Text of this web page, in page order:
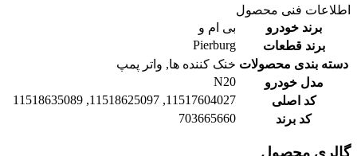
اطلاعات فنی محصول
برند خودرو
بی ام و
برند قطعات
Pierburg
دسته بندی محصولات خنک کننده ها, واتر پمپ
مدل خودرو
N20
کد اصلی
11517604027, 11518625097, 11518635089
کد برند
703665660
گالری محصول